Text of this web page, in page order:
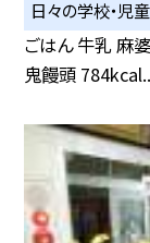
日々の学校・児
ごはん 牛乳 麻
鬼饅頭